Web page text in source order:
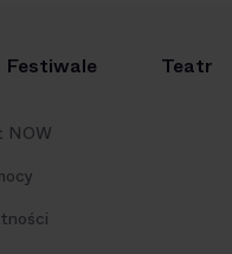
Festiwale Teatr
NOW